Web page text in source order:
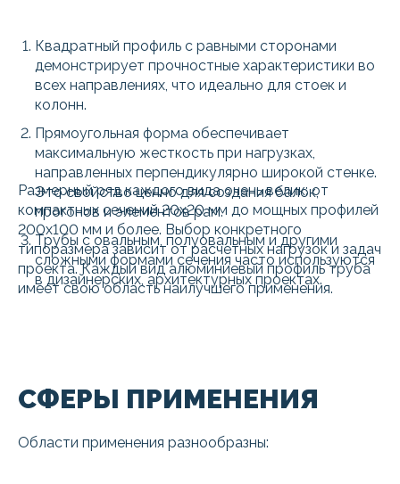
Квадратный профиль с равными сторонами
демонстрирует прочностные характеристики во
всех направлениях, что идеально для стоек и
колонн.
Прямоугольная форма обеспечивает
максимальную жесткость при нагрузках,
направленных перпендикулярно широкой стенке.
Это свойство ценно для создания балок,
прогонов и элементов рам.
Трубы с овальным, полуовальным и другими
сложными формами сечения часто используются
в дизайнерских, архитектурных проектах.
Размерный ряд каждого вида очень велик: от
компактных сечений 20х20 мм до мощных профилей
200х100 мм и более. Выбор конкретного
типоразмера зависит от расчетных нагрузок и задач
проекта. Каждый вид алюминиевый профиль труба
имеет свою область наилучшего применения.
СФЕРЫ ПРИМЕНЕНИЯ
Области применения разнообразны: